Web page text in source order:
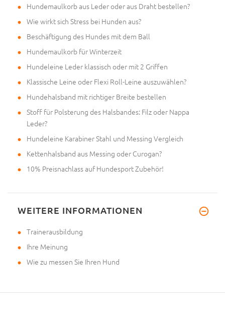
Hundemaulkorb aus Leder oder aus Draht bestellen?
Wie wirkt sich Stress bei Hunden aus?
Beschäftigung des Hundes mit dem Ball
Hundemaulkorb für Winterzeit
Hundeleine Leder klassisch oder mit 2 Griffen
Klassische Leine oder Flexi Roll-Leine auszuwählen?
Hundehalsband mit richtiger Breite bestellen
Stoff für Polsterung des Halsbandes: Filz oder Nappa
Leder?
Hundeleine Karabiner Stahl und Messing Vergleich
Kettenhalsband aus Messing oder Curogan?
10% Preisnachlass auf Hundesport Zubehör!
WEITERE INFORMATIONEN
Trainerausbildung
Ihre Meinung
Wie zu messen Sie Ihren Hund